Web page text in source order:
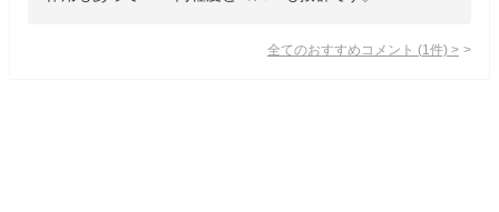
全てのおすすめコメント (1 件) >